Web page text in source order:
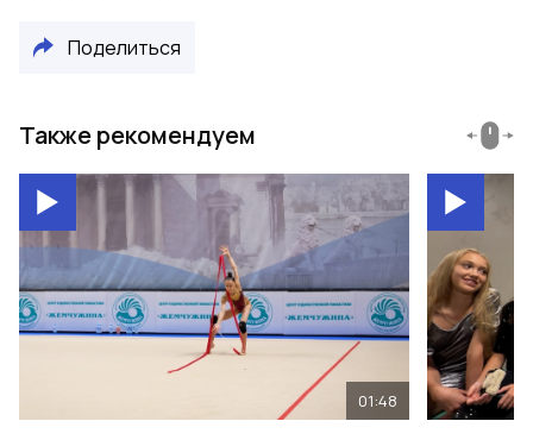
Поделиться
Также рекомендуем
01:48